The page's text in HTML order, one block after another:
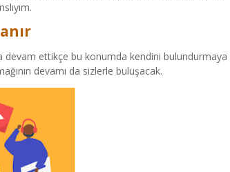
devam ettikçe bu konumda kendini bulundurmaya
devamı da sizlerle buluşacak.